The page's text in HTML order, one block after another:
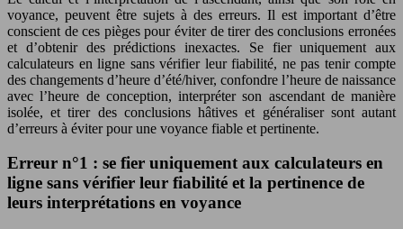
voyance, peuvent être sujets à des erreurs. Il est important d’être
conscient de ces pièges pour éviter de tirer des conclusions erronées
et d’obtenir des prédictions inexactes. Se fier uniquement aux
calculateurs en ligne sans vérifier leur fiabilité, ne pas tenir compte
des changements d’heure d’été/hiver, confondre l’heure de naissance
avec l’heure de conception, interpréter son ascendant de manière
isolée, et tirer des conclusions hâtives et généraliser sont autant
d’erreurs à éviter pour une voyance fiable et pertinente.
Erreur n°1 : se fier uniquement aux calculateurs en
ligne sans vérifier leur fiabilité et la pertinence de
leurs interprétations en voyance